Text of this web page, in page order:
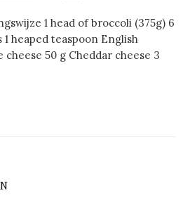
1 head of broccoli (375g) 6
heaped teaspoon English
50 g Cheddar cheese 3